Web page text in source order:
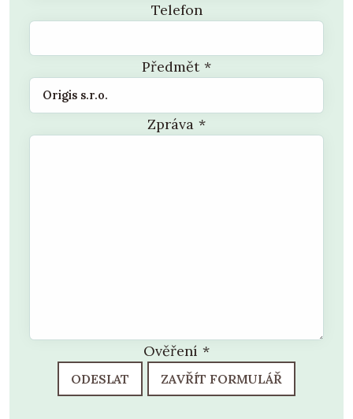
Telefon
Předmět*
Zpráva *
Ověření *
ODESLAT ZAVŘÍT FORMULÁŘ